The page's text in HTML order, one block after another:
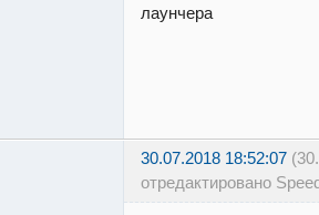
лаунчера
30.07.2018 18:52:07
отредактировано